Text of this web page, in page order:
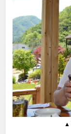
▲